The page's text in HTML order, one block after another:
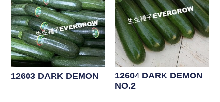
12603 DARK DEMON
12604 DARK DEMON
NO.2